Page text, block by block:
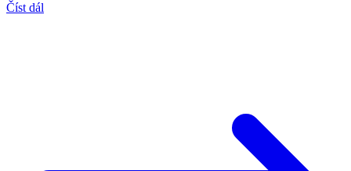
Číst dál